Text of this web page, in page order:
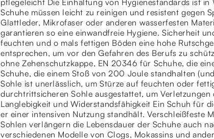
Schuhe müssen leicht zu reinigen und resistent gegen
Glattleder, Mikrofaser oder anderen wasserfesten
garantieren so eine einwandfreie Hygiene. Sicherheit
feuchten und o mals fettigen Böden eine hohe
entsprechen, um vor den Gefahren des Berufs zu
ohne Zehenschutzkappe, EN 20346 für Schuhe, die
Schuhe, die einem Stoß von 200 Joule standhalten
Sohle ist unerlässlich, um Stürze auf feuchten oder
durchtrittsicheren Sohle ausgestattet, um
Langlebigkeit und Widerstandsfähigkeit Ein Schuh für
er einer intensiven Nutzung standhält. Verschleißfeste
Sohlen verlängern die Lebensdauer der Schuhe auch
verschiedenen Modelle von Clogs, Mokassins und